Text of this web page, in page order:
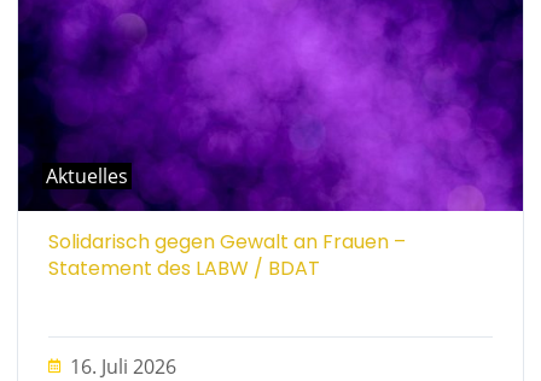
Aktuelles
Solidarisch gegen Gewalt an Frauen –
Statement des LABW / BDAT
16. Juli 2026